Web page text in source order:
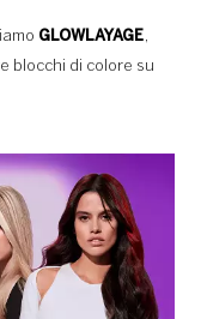
GLOWLAYAGE,
blocchi di colore su